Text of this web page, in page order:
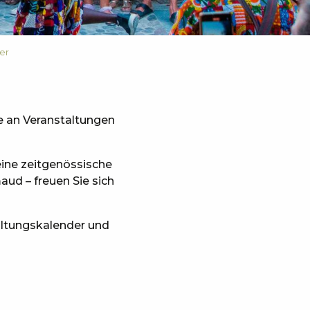
an Veranstaltungen
zeitgenössische
– freuen Sie sich
und
favoris